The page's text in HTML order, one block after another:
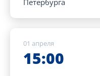
Петербурга
01 апреля
15:00